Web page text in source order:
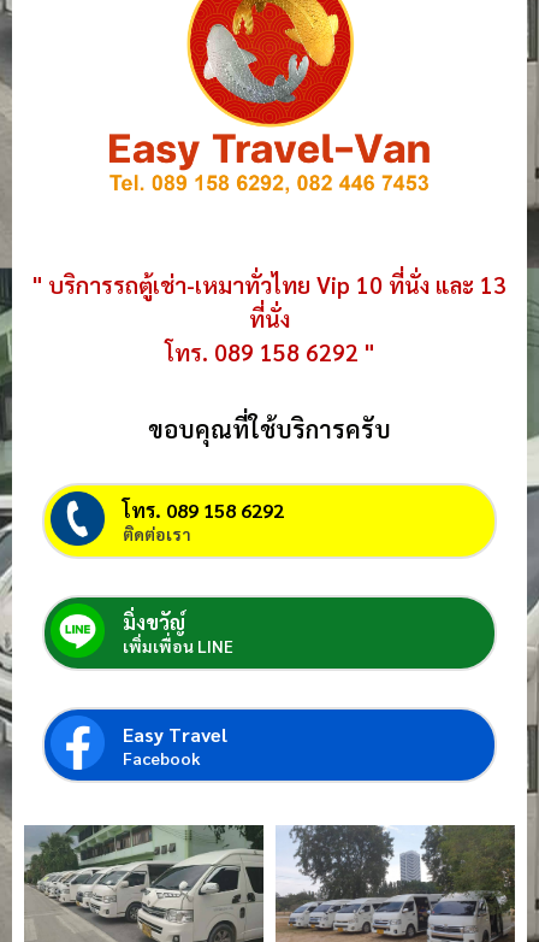
" บริการรถตู้เช่า-เหมาทั่วไทย Vip 10 ที่นั่ง และ 13
ที่นั่ง
โทร. 089 158 6292 "
ขอบคุณที่ใช้บริการครับ
โทร. 089 158 6292
ติดต่อเรา
มิ่งขวัญ์
เพิ่มเพื่อน LINE
Easy Travel
Facebook